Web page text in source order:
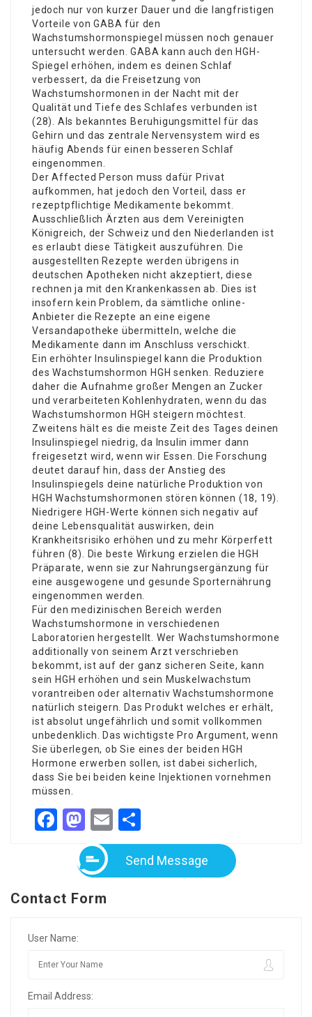
jedoch nur von kurzer Dauer und die langfristigen
Vorteile von GABA für den
Wachstumshormonspiegel müssen noch genauer
untersucht werden. GABA kann auch den HGH-
Spiegel erhöhen, indem es deinen Schlaf
verbessert, da die Freisetzung von
Wachstumshormonen in der Nacht mit der
Qualität und Tiefe des Schlafes verbunden ist
(28). Als bekanntes Beruhigungsmittel für das
Gehirn und das zentrale Nervensystem wird es
häufig Abends für einen besseren Schlaf
eingenommen.
Der Affected Person muss dafür Privat
aufkommen, hat jedoch den Vorteil, dass er
rezeptpflichtige Medikamente bekommt.
Ausschließlich Ärzten aus dem Vereinigten
Königreich, der Schweiz und den Niederlanden ist
es erlaubt diese Tätigkeit auszuführen. Die
ausgestellten Rezepte werden übrigens in
deutschen Apotheken nicht akzeptiert, diese
rechnen ja mit den Krankenkassen ab. Dies ist
insofern kein Problem, da sämtliche online-
Anbieter die Rezepte an eine eigene
Versandapotheke übermitteln, welche die
Medikamente dann im Anschluss verschickt.
Ein erhöhter Insulinspiegel kann die Produktion
des Wachstumshormon HGH senken. Reduziere
daher die Aufnahme großer Mengen an Zucker
und verarbeiteten Kohlenhydraten, wenn du das
Wachstumshormon HGH steigern möchtest.
Zweitens hält es die meiste Zeit des Tages deinen
Insulinspiegel niedrig, da Insulin immer dann
freigesetzt wird, wenn wir Essen. Die Forschung
deutet darauf hin, dass der Anstieg des
Insulinspiegels deine natürliche Produktion von
HGH Wachstumshormonen stören können (18, 19).
Niedrigere HGH-Werte können sich negativ auf
deine Lebensqualität auswirken, dein
Krankheitsrisiko erhöhen und zu mehr Körperfett
führen (8). Die beste Wirkung erzielen die HGH
Präparate, wenn sie zur Nahrungsergänzung für
eine ausgewogene und gesunde Sporternährung
eingenommen werden.
Für den medizinischen Bereich werden
Wachstumshormone in verschiedenen
Laboratorien hergestellt. WerWachstumshormone
additionally von seinem Arzt verschrieben
bekommt, ist auf der ganz sicheren Seite, kann
sein HGH erhöhen und sein Muskelwachstum
vorantreiben oder alternativ Wachstumshormone
natürlich steigern. Das Produkt welches er erhält,
ist absolut ungefährlich und somit vollkommen
unbedenklich. Das wichtigste Pro Argument, wenn
Sie überlegen, ob Sie eines der beiden HGH
Hormone erwerben sollen, ist dabei sicherlich,
dass Sie bei beiden keine Injektionen vornehmen
müssen.
Facebook
Mastodon
Email
Send Message
Contact Form
User Name:
Email Address: